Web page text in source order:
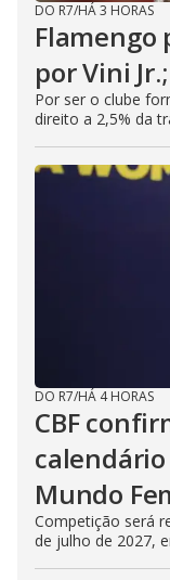
DO R7/HÁ 3 HORAS
Flamengo
por Vini
Por ser o clube
direito a 2,5% da
DO R7/HÁ 4 HORAS
CBF
Mundo
Competição será
de julho de 2027,